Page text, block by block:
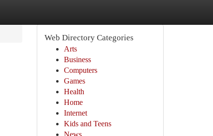
Web Directory Categories
Arts
Business
Computers
Games
Health
Home
Internet
Kids and Teens
News